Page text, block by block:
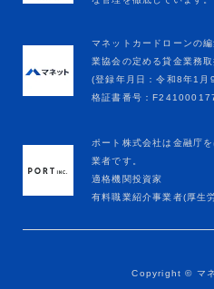
マネットカードローンの
業協会の定める貸金業務
(登録年月日：令和8年1
格証書番号：
ポート株式会社は金融庁
業者です。
適格機関投資家
有料職業紹介事業者(厚